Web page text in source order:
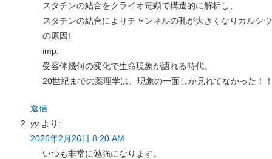
スタチンの結合をクライオ電顕で構造的に解析し、
スタチンの結合によりチャンネルの孔が大きくなりカルシ
の原因!
imp:
受容体幾何の変化で生命現象が語れる時代。
20世紀までの薬理学は、現象の一面しか見れてなかった！
返信
yy より:
2026年2月26日 8:20 AM
いつも非常に勉強になります。